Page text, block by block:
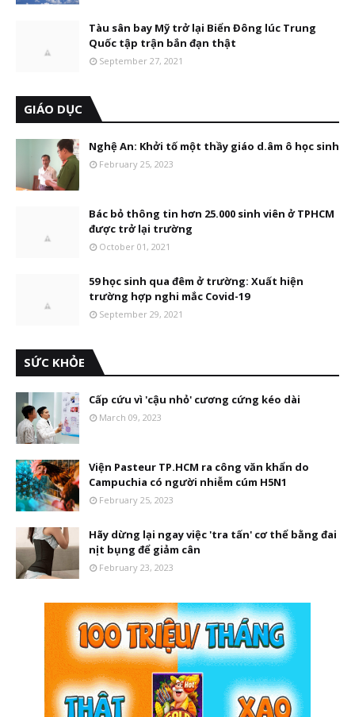
Tàu sân bay Mỹ trở lại Biển Đông lúc Trung
Quốc tập trận bắn đạn thật
September 27, 2021
GIÁO DỤC
Nghệ An: Khởi tố một thầy giáo d.âm ô học sinh
February 25, 2023
Bác bỏ thông tin hơn 25.000 sinh viên ở TPHCM
được trở lại trường
October 01, 2021
59 học sinh qua đêm ở trường: Xuất hiện
trường hợp nghi mắc Covid-19
September 29, 2021
SỨC KHỎE
Cấp cứu vì 'cậu nhỏ' cương cứng kéo dài
March 09, 2023
Viện Pasteur TP.HCM ra công văn khẩn do
Campuchia có người nhiễm cúm H5N1
February 25, 2023
Hãy dừng lại ngay việc 'tra tấn' cơ thể bằng đai
nịt bụng để giảm cân
February 23, 2023